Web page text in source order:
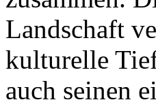
Landschaft
kulturelle
auch seinen